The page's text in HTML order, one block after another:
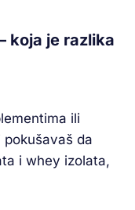
koja je razlika
ili
da
i whey izolata,